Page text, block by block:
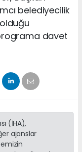
belediyecilik
davet
(İHA),
ajanslar